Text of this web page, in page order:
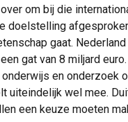
om bij die
doelstelling
gaat.
gat van 8 miljard
en onderzoek
uiteindelijk wel mee.
een keuze moeten